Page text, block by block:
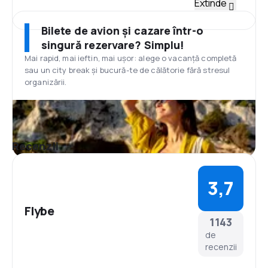
Bombardier Dash 8 Q400, Embraer E-175 și Embraer
E-195, având în total 68 de astfel de aparate cu o
vârstă medie de 9 ani.
Hub
Aeroportul principal era aeroportul internațional din
Manchester. În 2014 era al treilea aeroport în
Regatul Unit în ceea ce privește numărul de pasageri
și al 22-lea cel mai aglomerat din Europa. Aeroportul
asigură zboruri către aproximativ 225 de destinații,
fiind primul și din acest punct de vedere. Acest
aeroport cuprinde trei terminale și este singurul
lungime de aproape 3 km. Aeroportul acoperă o
Mesele disponibile pe parcursul zborurilor cu Flybe
erau alcătuite din gustări, sandwich-uri și o varietate
de băuturi reci sau calde la prețuri competitive.
Extinde
Bilete de avion și cazare într-o
singură rezervare? Simplu!
Mai rapid, mai ieftin, mai ușor: alege o vacanță completă
sau un city break și bucură-te de călătorie fără stresul
organizării.
Recenzii
Flybe
1143
de
recenzii
3,7